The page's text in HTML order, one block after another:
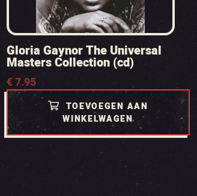
Gloria Gaynor The Universal
Masters Collection (cd)
€7.95
TOEVOEGEN AAN
WINKELWAGEN